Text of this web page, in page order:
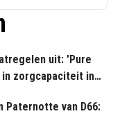
uit: 'Pure
zorgcapaciteit in
Paternotte van D66: